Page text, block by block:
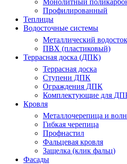
Монолитный
Профилированный
Теплицы
Водосточные системы
Металлический водосток
ПВХ (пластиковый)
Террасная доска (ДПК)
Террасная доска
Ступени ДПК
Ограждения ДПК
Комплектующие для
Кровля
Металлочерепица и
Гибкая черепица
Профнастил
Фальцевая кровля
Защелка (клик фальц)
Фасады